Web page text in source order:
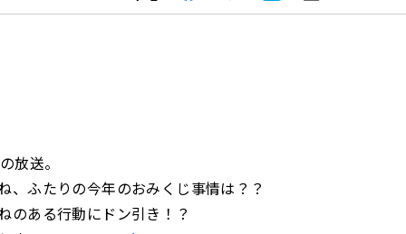
放送。
、ふたりの今年のおみくじ事情は？？
のある行動にドン引き！？